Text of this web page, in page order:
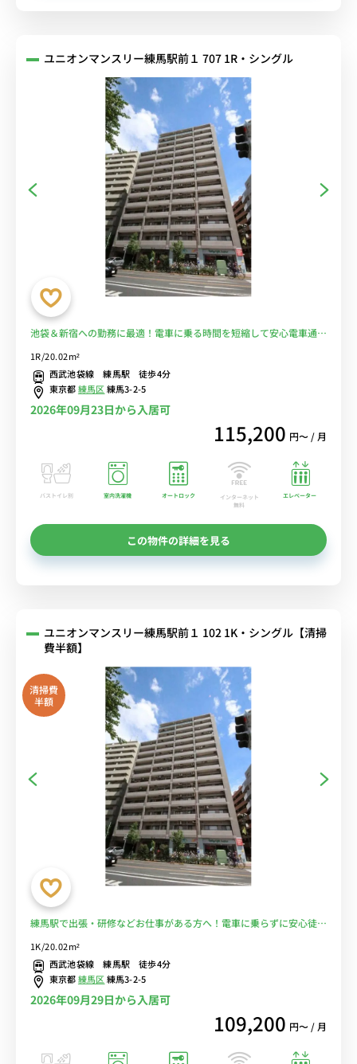
ユニオンマンスリー練馬駅前１ 707 1R・シングル
池袋＆新宿への勤務に最適！電車に乗る時間を短縮して安心電車通勤
中！
1R/20.02m²
西武池袋線 練馬駅 徒歩4分
東京都練馬区練馬3-2-5
2026年09月23日から入居可
115,200 円〜 / 月
バストイレ別 室内洗濯機 オートロック
インターネット
無料
エレベーター
この物件の詳細を見る
ユニオンマンスリー練馬駅前１ 102 1K・シングル【清掃
費半額】
清掃費
半額
練馬駅で出張・研修などお仕事がある方へ！電車に乗らずに安心徒歩
1K/20.02m²
西武池袋線 練馬駅 徒歩4分
東京都練馬区練馬3-2-5
2026年09月29日から入居可
109,200 円〜 / 月